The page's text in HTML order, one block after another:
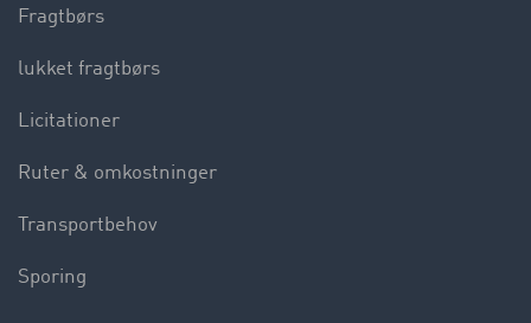
Fragtbørs
lukket fragtbørs
Licitationer
Ruter & omkostninger
Transportbehov
Sporing